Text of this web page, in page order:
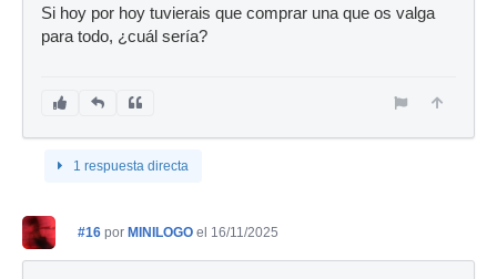
Si hoy por hoy tuvierais que comprar una que os valga
para todo, ¿cuál sería?
1 respuesta directa
#16 por MINILOGO el 16/11/2025